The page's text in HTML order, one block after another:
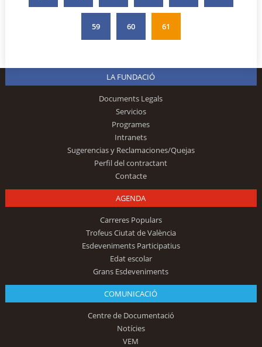
59 60 61
LA FUNDACIÓ
Documents Legals
Servicios
Programes
Intranets
Sugerencias y Reclamaciones/Quejas
Perfil del contractant
Contacte
AGENDA
Carreres Populars
Trofeus Ciutat de València
Esdeveniments Participatius
Edat escolar
Grans Esdeveniments
COMUNICACIÓ
Centre de Documentació
Notícies
VEM